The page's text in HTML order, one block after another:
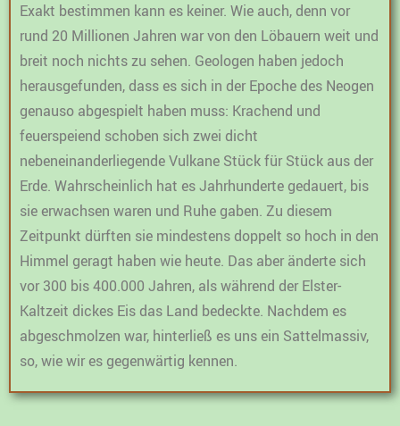
Exakt bestimmen kann es keiner. Wie auch, denn vor
rund 20 Millionen Jahren war von den Löbauern weit und
breit noch nichts zu sehen. Geologen haben jedoch
herausgefunden, dass es sich in der Epoche des Neogen
genauso abgespielt haben muss: Krachend und
feuerspeiend schoben sich zwei dicht
nebeneinanderliegende Vulkane Stück für Stück aus der
Erde. Wahrscheinlich hat es Jahrhunderte gedauert, bis
sie erwachsen waren und Ruhe gaben. Zu diesem
Zeitpunkt dürften sie mindestens doppelt so hoch in den
Himmel geragt haben wie heute. Das aber änderte sich
vor 300 bis 400.000 Jahren, als während der Elster-
Kaltzeit dickes Eis das Land bedeckte. Nachdem es
abgeschmolzen war, hinterließ es uns ein Sattelmassiv,
so, wie wir es gegenwärtig kennen.